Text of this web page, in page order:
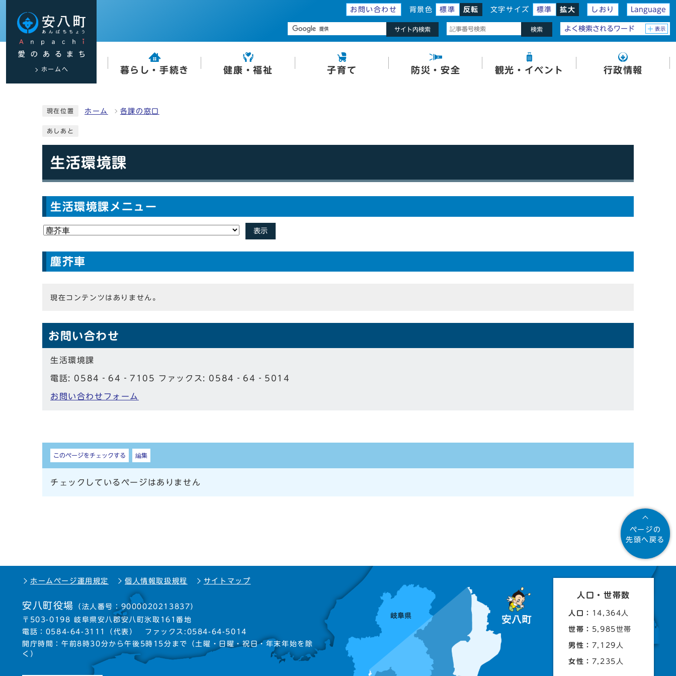
お問い合わせ 背景色 標準 反転 文字サイズ 標準 拡大 しおり Language
ホームへ
サイト内検索 検索 よく検索されるワード 表示
暮らし・手続き 健康・福祉 子育て 防災・安全 観光・イベント 行政情報
現在位置 ホーム 各課の窓口
あしあと
生活環境課
生活環境課メニュー
表示
塵芥車
現在コンテンツはありません。
お問い合わせ
生活環境課
電話: 0584‐64‐7105 ファックス: 0584‐64‐5014
お問い合わせフォーム
しおり
このページをチェックする 編集
チェックしているページはありません
ページの
先頭へ戻る
ホームページ運用規定 個人情報取扱規程 サイトマップ
安八町役場 （法人番号：9000020213837）
〒503-0198 岐阜県安八郡安八町氷取161番地
電話： 0584-64-3111 （代表） ファックス:0584-64-5014
開庁時間：午前8時30分から午後5時15分まで
（土曜・日曜・祝日・年末年始を除
く）
人口・世帯数
人口： 14,364人
世帯： 5,985世帯
男性： 7,129人
女性： 7,235人